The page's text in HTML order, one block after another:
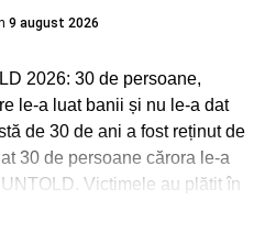
9 august 2026
2026: 30 de persoane,
le-a luat banii și nu le-a dat
de 30 de ani a fost reținut de
30 de persoane cărora le-a
Victimele au plătit în